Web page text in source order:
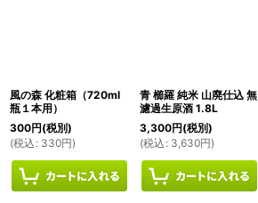
風の森 化粧箱（720ml
瓶１本用）
300円(税別)
(税込 : 330円)
青 櫛羅 純米 山廃仕込 無
濾過生原酒 1.8L
3,300円(税別)
(税込 : 3,630円)